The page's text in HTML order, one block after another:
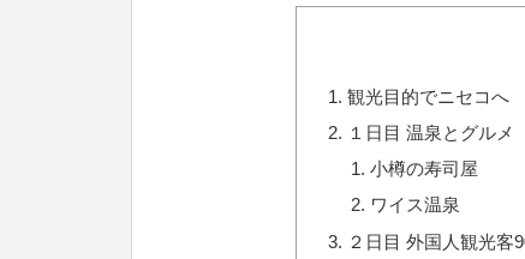
観光目的でニセコへ
１日目 温泉とグルメ
小樽の寿司屋
ワイス温泉
２日目 外国人観光